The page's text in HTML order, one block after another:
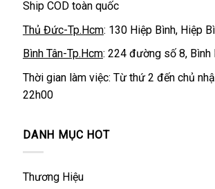
Ship COD toàn quốc
Thủ Đức-Tp.Hcm: 130 Hiệp Bình, Hiệp
Bình Tân-Tp.Hcm: 224 đường số 8, Bình
Thời gian làm việc: Từ thứ 2 đến chủ
22h00
DANH MỤC HOT
Thương Hiệu